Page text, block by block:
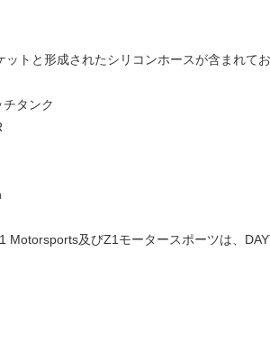
トと形成されたシリコンホースが含まれて
タンク
Motorsports及びZ1モータースポーツは、